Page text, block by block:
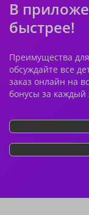
В
быстрее!
Преимущества
обсуждайте все
заказ онлайн на
бонусы за каждый